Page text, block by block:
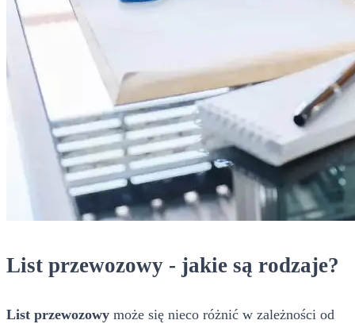
List przewozowy - jakie są rodzaje?
List przewozowy może się nieco różnić w zależności od